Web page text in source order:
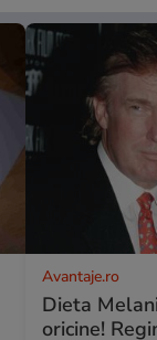
Avantaje.ro
Dieta
oricine!